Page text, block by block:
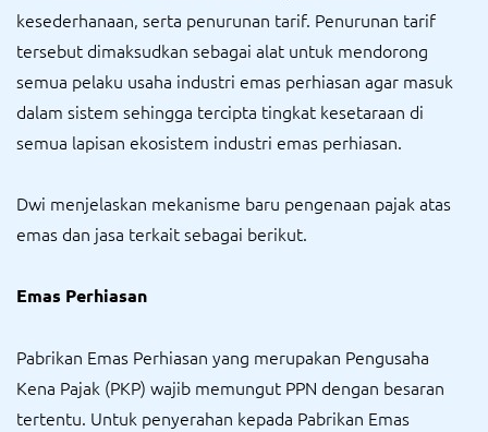
kesederhanaan, serta penurunan tarif. Penurunan tarif
tersebut dimaksudkan sebagai alat untuk mendorong
semua pelaku usaha industri emas perhiasan agar masuk
dalam sistem sehingga tercipta tingkat kesetaraan di
semua lapisan ekosistem industri emas perhiasan.
Dwi menjelaskan mekanisme baru pengenaan pajak atas
emas dan jasa terkait sebagai berikut.
Emas Perhiasan
Pabrikan Emas Perhiasan yang merupakan Pengusaha
Kena Pajak (PKP) wajib memungut PPN dengan besaran
tertentu. Untuk penyerahan kepada Pabrikan Emas